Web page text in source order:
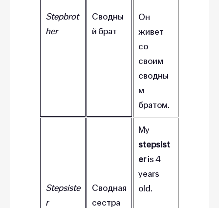
Stepbrot
her
Сводны
й брат
Он
живет
со
своим
сводны
м
братом.
Stepsiste
r
Сводная
сестра
My
stepsist
eris 4
years
old.